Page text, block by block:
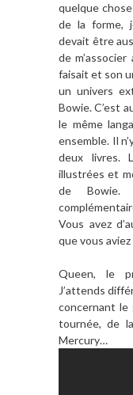
quelque
de la forme,
devait être
de m’associer
faisait et son
un univers
Bowie. C’est
le même
ensemble. Il
deux livres.
illustrées et
de Bowie.
Vous avez d
que vous
Queen, le
J’attends
concernant le
tournée, de
Mercury…